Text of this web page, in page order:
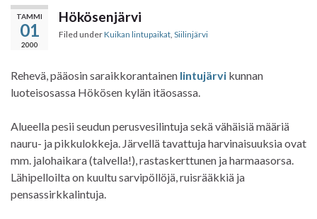
TAMMI
01
2000
Hökösenjärvi
Filed underKuikan lintupaikat Siilinjärvi
Rehevä, pääosin saraikkorantainen lintujärvi kunnan
luoteisosassa Hökösen kylän itäosassa.
Alueella pesii seudun perusvesilintuja sekä vähäisiä määriä
nauru- ja pikkulokkeja. Järvellä tavattuja harvinaisuuksia ovat
mm. jalohaikara (talvella!), rastaskerttunen ja harmaasorsa.
Lähipelloilta on kuultu sarvipöllöjä, ruisrääkkiä ja
pensassirkkalintuja.